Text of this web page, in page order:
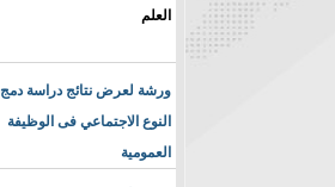
العلم
ورشة لعرض نتائج دراسة دمج
النوع الاجتماعي فى الوظيفة
العمومية